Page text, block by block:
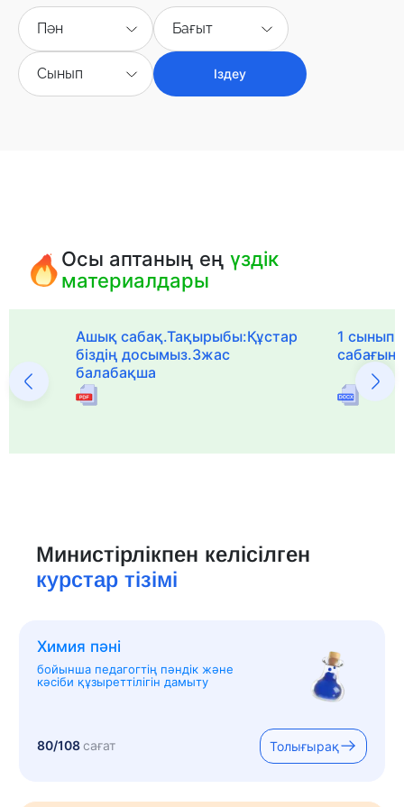
Пән Бағыт
Сынып Іздеу
Осы аптаның еңүздік
материалдары
Ашық сабақ.Тақырыбы:Құстар
біздің досымыз.3жас
балабақша
1
Министірлікпен келісілген
курстар тізімі
Химия пәні
бойынша педагогтің пәндік және
кәсіби құзыреттілігін дамыту
80/108сағат Толығырақ